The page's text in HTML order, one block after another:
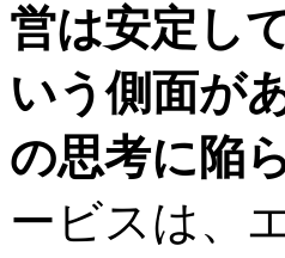
営は安定し
いう側面が
の思考に陥
ービスは、